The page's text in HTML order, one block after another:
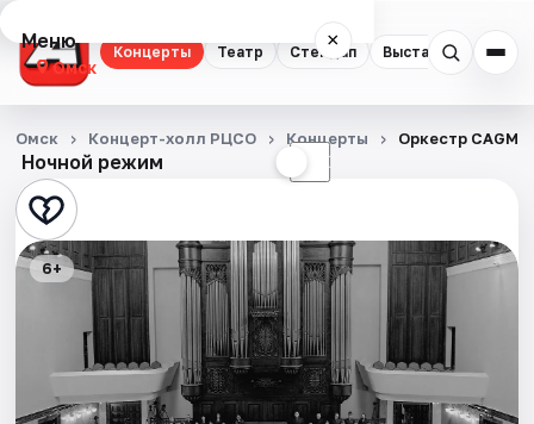
Концерты Театр Стендап Выставки
Меню ×
Омск
Концерты
Театр
Стендап
Выставки
Квесты
Экскурсии
Ночной режим ☾
Омск Концерт-холл РЦСО Концерты Оркестр
6+